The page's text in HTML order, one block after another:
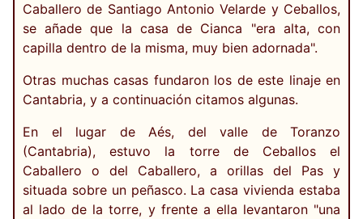
Caballero de Santiago Antonio Velarde y Ceballos,
se añade que la casa de Cianca "era alta, con
capilla dentro de la misma, muy bien adornada".
Otras muchas casas fundaron los de este linaje en
Cantabria, y a continuación citamos algunas.
En el lugar de Aés, del valle de Toranzo
(Cantabria), estuvo la torre de Ceballos el
Caballero o del Caballero, a orillas del Pas y
situada sobre un peñasco. La casa vivienda estaba
al lado de la torre, y frente a ella levantaron "una